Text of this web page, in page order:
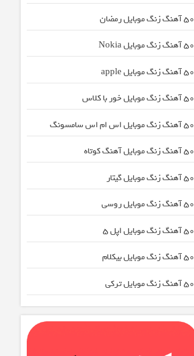
50 آهنگ زنگ موبایل رمضان
50 آهنگ زنگ موبایل Nokia
50 آهنگ زنگ موبایل apple
50 آهنگ زنگ موبایل خور با کلاس
50 آهنگ زنگ موبایل اس ام اس سامسونگ
50 آهنگ زنگ موبایل آهنگ کوتاه
50 آهنگ زنگ موبایل گیتار
50 آهنگ زنگ موبایل روسی
50 آهنگ زنگ موبایل اپل 5
50 آهنگ زنگ موبایل بیکلام
50 آهنگ زنگ موبایل ترکی